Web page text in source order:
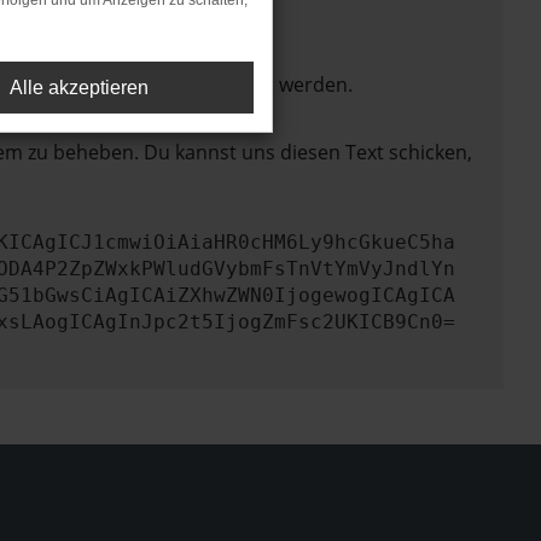
nicht mehr unterstützt werden.
zu beheben. Du kannst uns diesen Text schicken,
Alle akzeptieren